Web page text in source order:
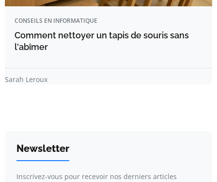
CONSEILS EN INFORMATIQUE
Comment nettoyer un tapis de souris sans
l'abîmer
Sarah Leroux
Newsletter
Inscrivez-vous pour recevoir nos derniers articles